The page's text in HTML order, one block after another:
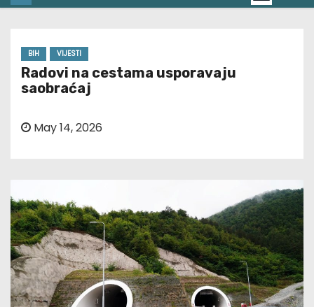
BIH VIJESTI
Radovi na cestama usporavaju
saobraćaj
May 14, 2026